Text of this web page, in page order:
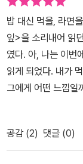
기형식을 빈 산문들
의 자서전과 같은
더 살았더라면, 그
았을거라는 아쉬움
밥 대신 먹을, 라면
잎>을 소리내어 읽
였다. 아, 나는 이번
읽게 되었다. 내가
그에게 어떤 느낌일
런 이상한 신앙에
를, 그는, 어떻게 생
을 것 같다. 生을 온
공감 (2) 댓글 (0)